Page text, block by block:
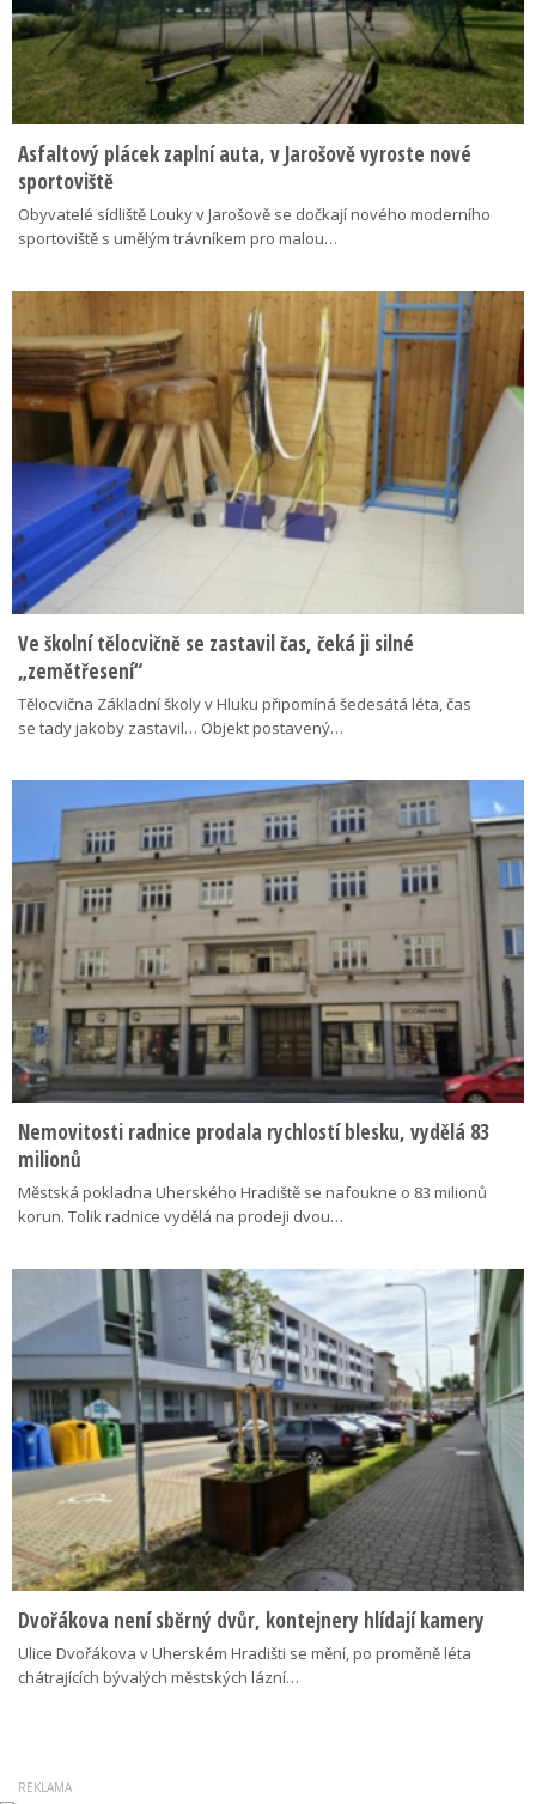
Asfaltový plácek zaplní auta, v Jarošově vyroste nové
sportoviště
Obyvatelé sídliště Louky v Jarošově se dočkají nového moderního
sportoviště s umělým trávníkem pro malou…
Ve školní tělocvičně se zastavil čas, čeká ji silné
„zemětřesení“
Tělocvična Základní školy v Hluku připomíná šedesátá léta, čas
se tady jakoby zastavil… Objekt postavený…
Nemovitosti radnice prodala rychlostí blesku, vydělá 83
milionů
Městská pokladna Uherského Hradiště se nafoukne o 83 milionů
korun. Tolik radnice vydělá na prodeji dvou…
Dvořákova není sběrný dvůr, kontejnery hlídají kamery
Ulice Dvořákova v Uherském Hradišti se mění, po proměně léta
chátrajících bývalých městských lázní…